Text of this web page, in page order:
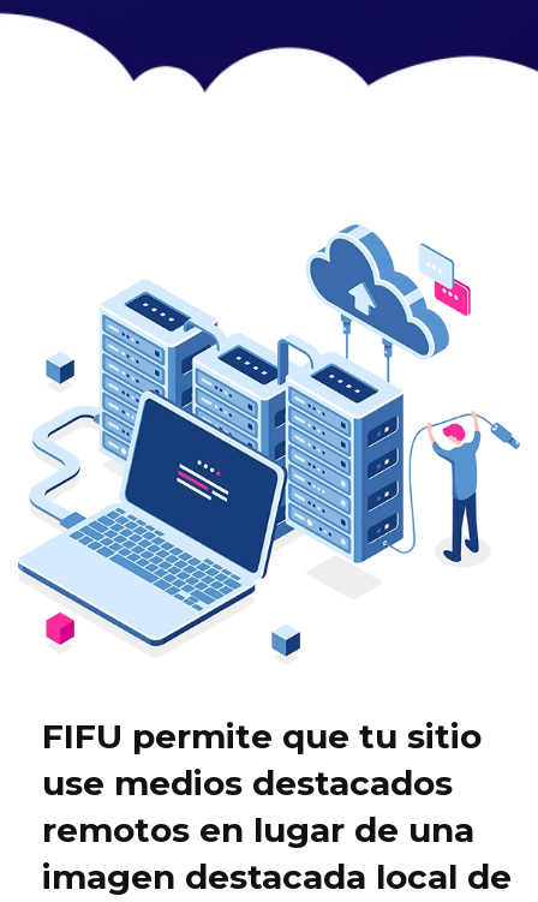
FIFU permite que tu sitio
use medios destacados
remotos en lugar de una
imagen destacada local de